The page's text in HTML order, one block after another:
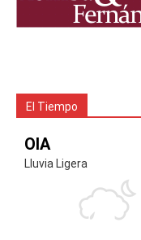
El Tiempo
OIA
Lluvia Ligera